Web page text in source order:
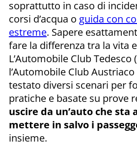
soprattutto in caso di
corsi d’acqua o guida con
estreme. Sapere
fare la differenza tra la vita
L’Automobile Club Tedesco (
l’Automobile Club Austriaco
testato diversi scenari per
pratiche e basate su prove
uscire da un’auto che sta
mettere in salvo i
insieme.